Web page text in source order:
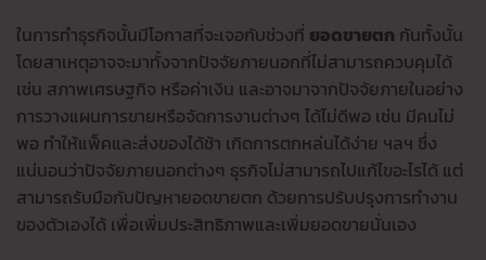
ในการทำธุรกิจนั้นมีโอกาสที่จะเจอกับช่วงที่ ยอดขายตก กันทั้งนั้น
โดยสาเหตุอาจจะมาทั้งจากปัจจัยภายนอกที่ไม่สามารถควบคุมได้
เช่น สภาพเศรษฐกิจ หรือค่าเงิน และอาจมาจากปัจจัยภายในอย่าง
การวางแผนการขายหรือจัดการงานต่างๆ ได้ไม่ดีพอ เช่น มีคนไม่
พอ ทำให้แพ็คและส่งของได้ช้า เกิดการตกหล่นได้ง่าย ฯลฯ ซึ่ง
แน่นอนว่าปัจจัยภายนอกต่างๆ ธุรกิจไม่สามารถไปแก้ไขอะไรได้ แต่
สามารถรับมือกับปัญหายอดขายตก ด้วยการปรับปรุงการทำงาน
ของตัวเองได้ เพื่อเพิ่มประสิทธิภาพและเพิ่มยอดขายนั่นเอง